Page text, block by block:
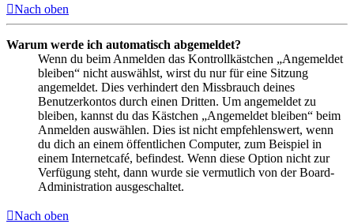
Nach oben
Warum werde ich automatisch abgemeldet?
Wenn du beim Anmelden das Kontrollkästchen „Angemeldet
bleiben“ nicht auswählst, wirst du nur für eine Sitzung
angemeldet. Dies verhindert den Missbrauch deines
Benutzerkontos durch einen Dritten. Um angemeldet zu
bleiben, kannst du das Kästchen „Angemeldet bleiben“ beim
Anmelden auswählen. Dies ist nicht empfehlenswert, wenn
du dich an einem öffentlichen Computer, zum Beispiel in
einem Internetcafé, befindest. Wenn diese Option nicht zur
Verfügung steht, dann wurde sie vermutlich von der Board-
Administration ausgeschaltet.
Nach oben